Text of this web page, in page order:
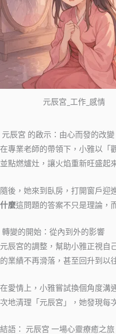
元辰宮_工作_感情
元辰宮 的啟示：由心而發的改變
在專業老師的帶領下，小雅以「
並點燃爐灶，讓火焰重新旺盛起
隨後，她來到臥房，打開窗戶迎
什麼這問題的答案不只是理論，
轉變的開始：從內到外的影響
元辰宮的調整，幫助小雅正視自
的業績不再滑落，甚至回升到以
在愛情上，小雅嘗試換個角度溝
次地清理「元辰宮」，她發現每
結語： 元辰宮 一場心靈療癒之旅